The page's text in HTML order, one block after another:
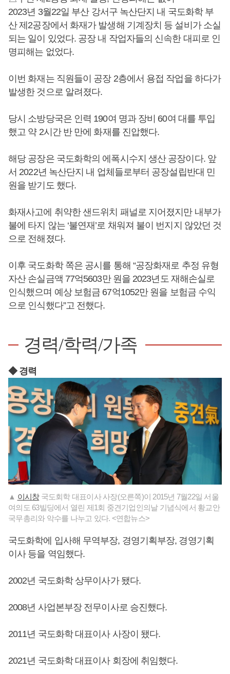
2023년 3월22일 부산 강서구 녹산단지 내 국도화학 부
산 제2공장에서 화재가 발생해 기계장치 등 설비가 소실
되는 일이 있었다. 공장 내 작업자들의 신속한 대피로 인
명피해는 없었다.
이번 화재는 직원들이 공장 2층에서 용접 작업을 하다가
발생한 것으로 알려졌다.
당시 소방당국은 인력 190여 명과 장비 60여 대를 투입
했고 약 2시간 반 만에 화재를 진압했다.
해당 공장은 국도화학의 에폭시수지 생산 공장이다. 앞
서 2022년 녹산단지 내 업체들로부터 공장설립반대 민
원을 받기도 했다.
화재사고에 취약한 샌드위치 패널로 지어졌지만 내부가
불에 타지 않는 ‘불연재’로 채워져 불이 번지지 않았던 것
으로 전해졌다.
이후 국도화학 쪽은 공시를 통해 “공장화재로 추정 유형
자산 손실금액 77억5603만 원을 2023년도 재해손실로
인식했으며 예상 보험금 67억1052만 원을 보험금 수익
으로 인식했다”고 전했다.
경력/학력/가족
◆ 경력
▲ 이시창국도회학 대표이사 사장(오른쪽)이 2015년 7월22일 서울
여의도 63빌딩에서 열린 제1회 중견기업인의날 기념식에서 황교안
국무총리와 악수를 나누고 있다. <연합뉴스>
국도화학에 입사해 무역부장, 경영기획부장, 경영기획
이사 등을 역임했다.
2002년 국도화학 상무이사가 됐다.
2008년 사업본부장 전무이사로 승진했다.
2011년 국도화학 대표이사 사장이 됐다.
2021년 국도화학 대표이사 회장에 취임했다.